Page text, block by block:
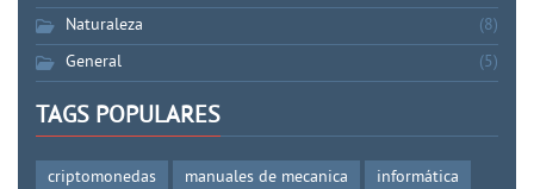
Naturaleza
(8)
General
(5)
TAGS POPULARES
criptomonedas manuales de mecanica
informática